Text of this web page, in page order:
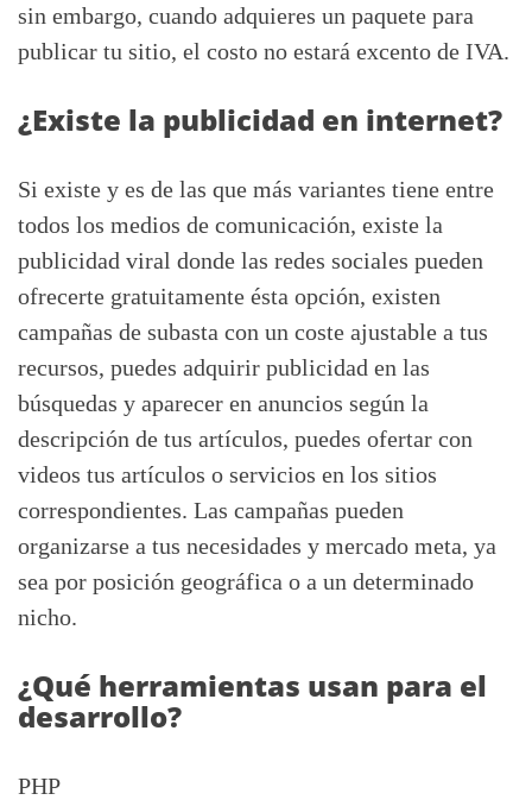
sin embargo, cuando adquieres un paquete para
publicar tu sitio, el costo no estará excento de IVA.
¿Existe la publicidad en internet?
Si existe y es de las que más variantes tiene entre
todos los medios de comunicación, existe la
publicidad viral donde las redes sociales pueden
ofrecerte gratuitamente ésta opción, existen
campañas de subasta con un coste ajustable a tus
recursos, puedes adquirir publicidad en las
búsquedas y aparecer en anuncios según la
descripción de tus artículos, puedes ofertar con
videos tus artículos o servicios en los sitios
correspondientes. Las campañas pueden
organizarse a tus necesidades y mercado meta, ya
sea por posición geográfica o a un determinado
nicho.
¿Qué herramientas usan para el
desarrollo?
PHP